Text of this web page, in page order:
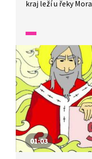
kraj leží u řeky
křesťanství.
01:03